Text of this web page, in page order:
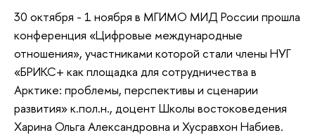
30 октября - 1 ноября в МГИМО МИД России прошла
конференция «Цифровые международные
отношения», участниками которой стали члены НУГ
«БРИКС+ как площадка для сотрудничества в
Арктике: проблемы, перспективы и сценарии
развития» к.пол.н., доцент Школы востоковедения
Харина Ольга Александровна и Хусравхон Набиев.